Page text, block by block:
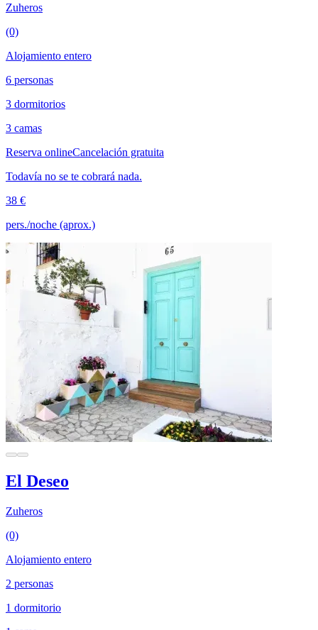
Zuheros
(0)
Alojamiento entero
6 personas
3 dormitorios
3 camas
Reserva onlineCancelación gratuita
Todavía no se te cobrará nada.
38 €
pers./noche (aprox.)
El Deseo
Zuheros
(0)
Alojamiento entero
2 personas
1 dormitorio